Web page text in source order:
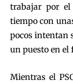
trabajar por el
tiempo con
pocos intentan
un puesto en el
Mientras el